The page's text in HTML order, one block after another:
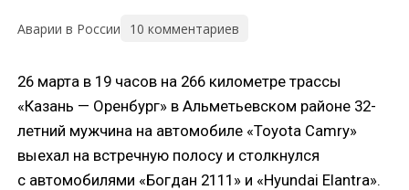
Аварии в России 10 комментариев
26 марта в 19 часов на 266 километре трассы
«Казань — Оренбург» в Альметьевском районе 32-
летний мужчина на автомобиле «Toyota Camry»
выехал на встречную полосу и столкнулся
с автомобилями «Богдан 2111» и «Hyundai Elantra».